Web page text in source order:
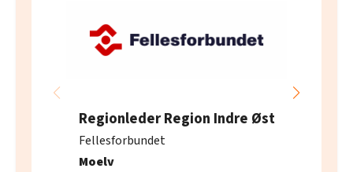
Regionleder Region Indre Øst
Fellesforbundet
Moelv